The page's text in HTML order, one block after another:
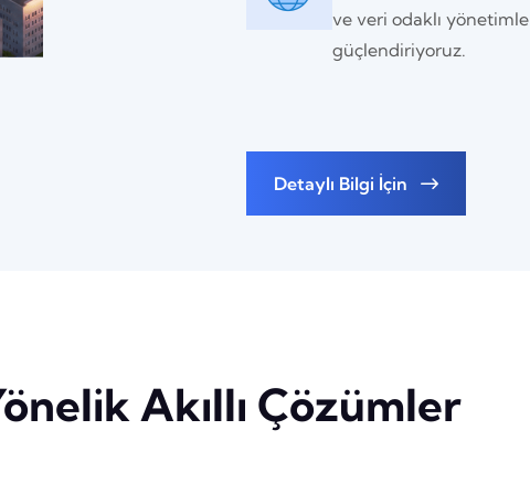
ve veri odaklı yönetimle
güçlendiriyoruz.
Detaylı Bilgi İçin
Akıllı Çözümler